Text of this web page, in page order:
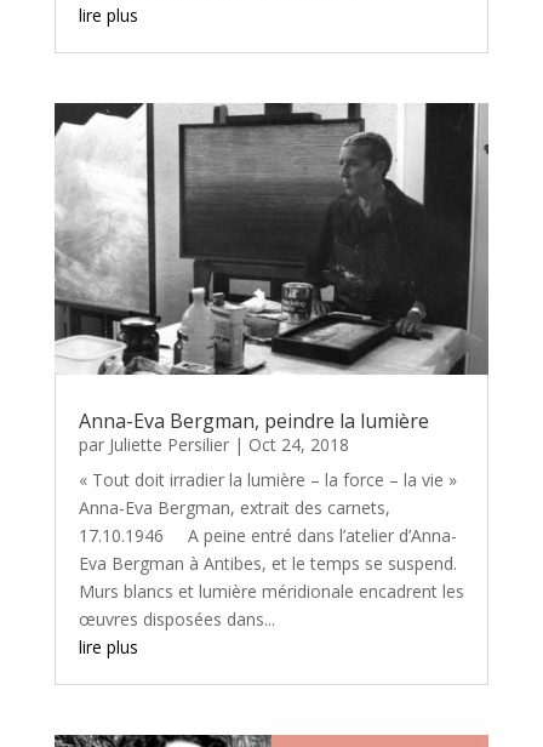
lire plus
Anna-Eva Bergman, peindre la lumière
par Juliette Persilier| Oct 24, 2018
« Tout doit irradier la lumière – la force – la vie »
Anna-Eva Bergman, extrait des carnets,
17.10.1946 A peine entré dans l’atelier d’Anna-
Eva Bergman à Antibes, et le temps se suspend.
Murs blancs et lumière méridionale encadrent les
œuvres disposées dans...
lire plus